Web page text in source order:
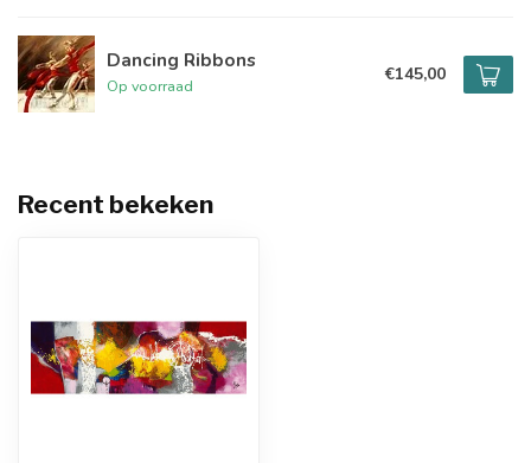
Dancing Ribbons
Op voorraad
€145,00
Recent bekeken